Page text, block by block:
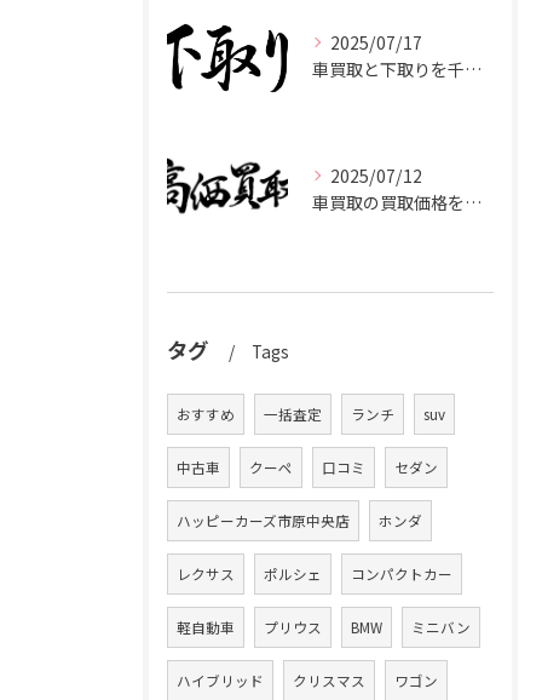
2025/07/17
車買取と下取りを千葉県市原市で賢く使い分けて高く売るコツ
2025/07/12
車買取の買取価格を千葉県市原市で高くするための業者選びと査定比較ポイント
タグ Tags
おすすめ 一括査定 ランチ suv
中古車 クーペ 口コミ セダン
ハッピーカーズ市原中央店 ホンダ
レクサス ポルシェ コンパクトカー
軽自動車 プリウス BMW ミニバン
ハイブリッド クリスマス ワゴン